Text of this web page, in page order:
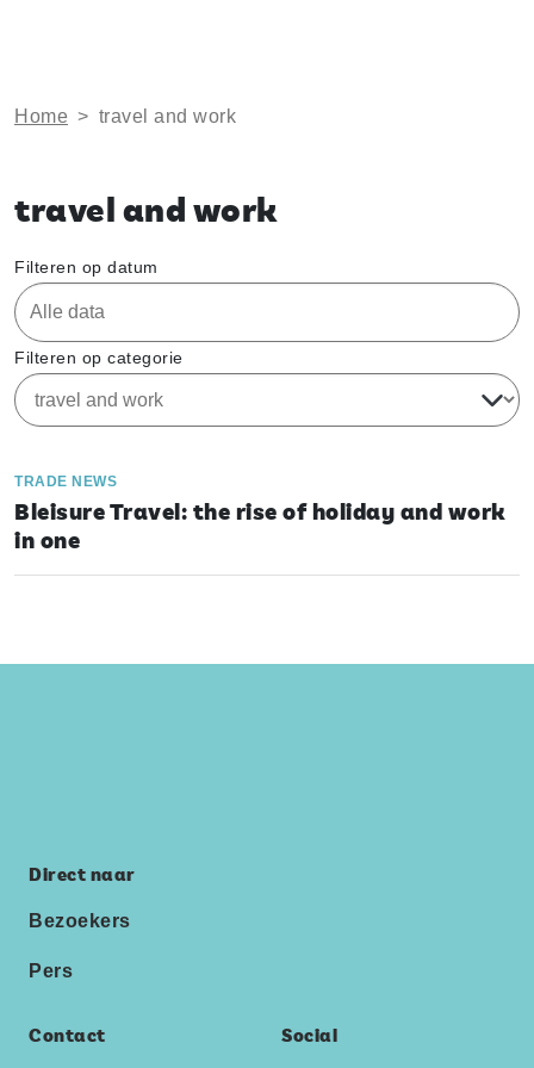
Home > travel and work
travel and work
Filteren op datum
Filteren op categorie
TRADE NEWS
Bleisure Travel: the rise of holiday and work
in one
Direct naar
Bezoekers
Pers
Contact Social